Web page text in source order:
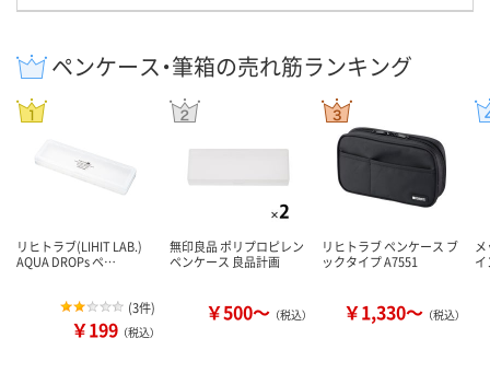
ペンケース・筆箱の売れ筋ランキング
リヒトラブ(LIHIT LAB.)
AQUA DROPs ペ…
(3件)
￥199 （税込）
無印良品 ポリプロピレン
ペンケース 良品計画
￥500～ （税込）
リヒトラブ ペンケース ブ
ックタイプ A7551
￥1,330～ （税込）